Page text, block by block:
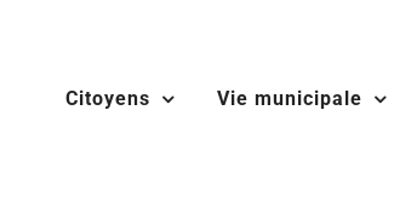
contentCitoyens Vie municipale